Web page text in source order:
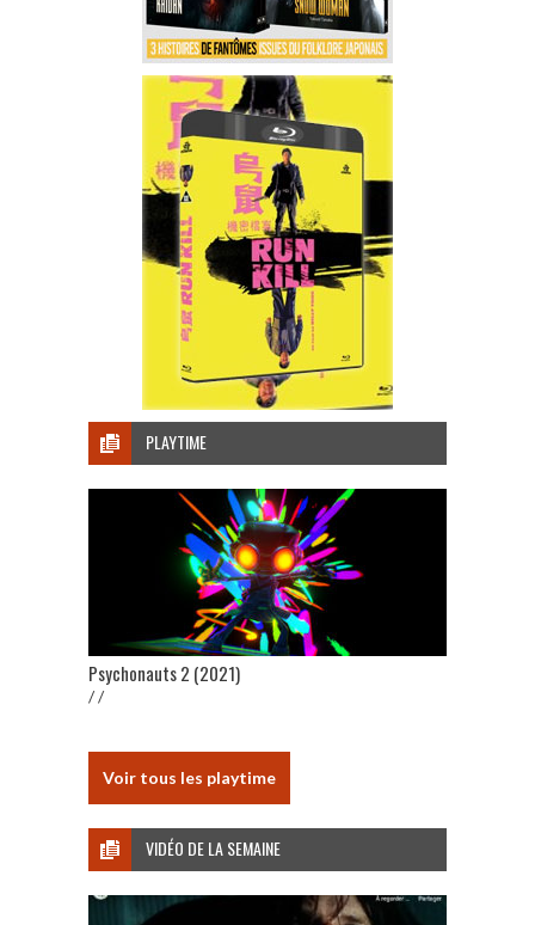
PLAYTIME
Psychonauts 2 (2021)
/ /
Voir tous les playtime
VIDÉO DE LA SEMAINE